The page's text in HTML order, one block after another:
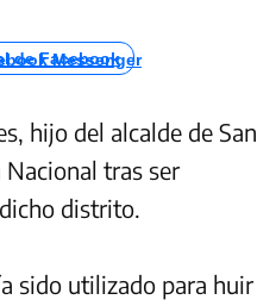
de Facebook
hijo del alcalde de San
tras ser
distrito.
sido utilizado para huir